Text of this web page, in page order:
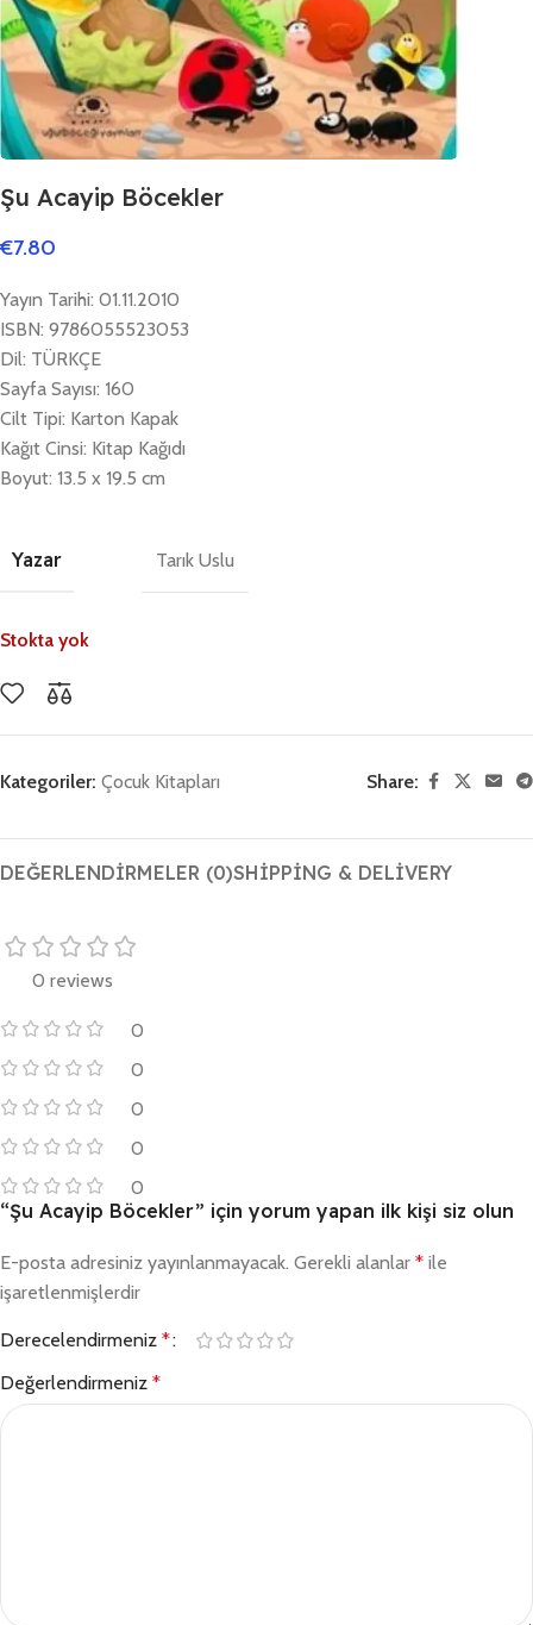
Şu Acayip Böcekler
€7.80
Yayın Tarihi: 01.11.2010
ISBN: 9786055523053
Dil: TÜRKÇE
Sayfa Sayısı: 160
Cilt Tipi: Karton Kapak
Kağıt Cinsi: Kitap Kağıdı
Boyut: 13.5 x 19.5 cm
Yazar Tarık Uslu
Stokta yok
Kategoriler: Çocuk Kitapları Share:
DEĞERLENDIRMELER (0)SHIPPING & DELIVERY
0 reviews
0
0
0
0
0
“Şu Acayip Böcekler” için yorum yapan ilk kişi siz olun
E-posta adresiniz yayınlanmayacak. Gerekli alanlar * ile
işaretlenmişlerdir
Derecelendirmeniz *
Değerlendirmeniz *